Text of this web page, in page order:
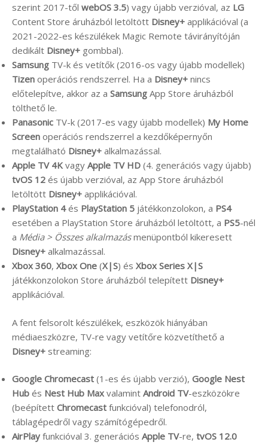
szerint 2017-től webOS 3.5) vagy újabb verzióval, az LG
Content Store áruházból letöltött Disney+ applikációval (a
2021-2022-es készülékek Magic Remote távirányítóján
dedikált Disney+ gombbal).
Samsung TV-k és vetítők (2016-os vagy újabb modellek)
Tizen operációs rendszerrel. Ha a Disney+ nincs
előtelepítve, akkor az a Samsung App Store áruházból
tölthető le.
Panasonic TV-k (2017-es vagy újabb modellek) My Home
Screen operációs rendszerrel a kezdőképernyőn
megtalálható Disney+ alkalmazással.
Apple TV 4K vagy Apple TV HD (4. generációs vagy újabb)
tvOS 12 és újabb verzióval, az App Store áruházból
letöltött Disney+ applikációval.
PlayStation 4és PlayStation 5 játékkonzolokon, a PS4
esetében a PlayStation Store áruházból letöltött, a PS5-nél
a Média > Összes alkalmazásmenüpontból kikeresett
Disney+ alkalmazással.
Xbox 360, Xbox One (X|S) és Xbox Series X|S
játékkonzolokon Store áruházból telepített Disney+
applikációval.
A fent felsorolt készülékek, eszközök hiányában
médiaeszközre, TV-re vagy vetítőre közvetíthető a
Disney+ streaming:
Google Chromecast (1-es és újabb verzió), Google Nest
Hub és Nest Hub Maxvalamint Android TV-eszközökre
(beépített Chromecast funkcióval) telefonodról,
táblagépedről vagy számítógépedről.
AirPlay funkcióval 3. generációs Apple TV-re, tvOS 12.0